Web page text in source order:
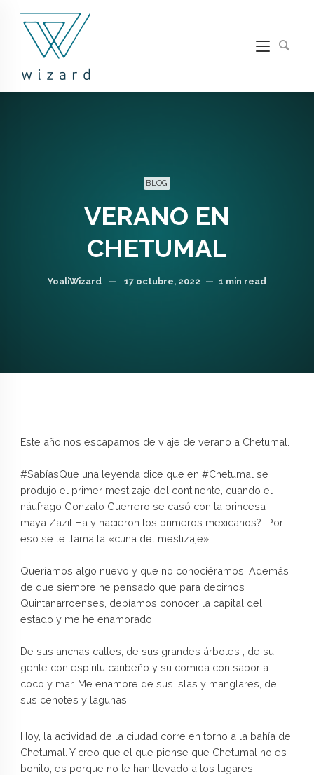
BLOG
VERANO EN
CHETUMAL
YoaliWizard — 17 octubre, 2022 — 1 min read
Este año nos escapamos de viaje de verano a Chetumal.
#SabíasQue una leyenda dice que en #Chetumal se
produjo el primer mestizaje del continente, cuando el
náufrago Gonzalo Guerrero se casó con la princesa
maya Zazil Ha y nacieron los primeros mexicanos? Por
eso se le llama la «cuna del mestizaje».
Queríamos algo nuevo y que no conociéramos. Además
de que siempre he pensado que para decirnos
Quintanarroenses, debíamos conocer la capital del
estado y me he enamorado.
De sus anchas calles, de sus grandes árboles , de su
gente con espíritu caribeño y su comida con sabor a
coco y mar. Me enamoré de sus islas y manglares, de
sus cenotes y lagunas.
Hoy, la actividad de la ciudad corre en torno a la bahía de
Chetumal. Y creo que el que piense que Chetumal no es
bonito, es porque no le han llevado a los lugares